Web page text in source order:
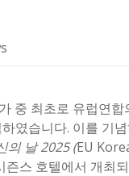
중 최초로 유럽연
였습니다. 이를 기
의 날 2025 (EU
스 호텔에서 개최